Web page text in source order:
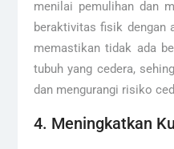
menilai pemulihan dan
beraktivitas fisik dengan
memastikan tidak ada
tubuh yang cedera,
dan mengurangi risiko
4. Meningkatkan